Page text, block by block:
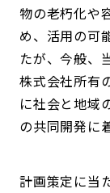
物の老朽化や
め、活用の可
たが、今般、
株式会社所有
に社会と地域
の共同開発に
計画策定に当